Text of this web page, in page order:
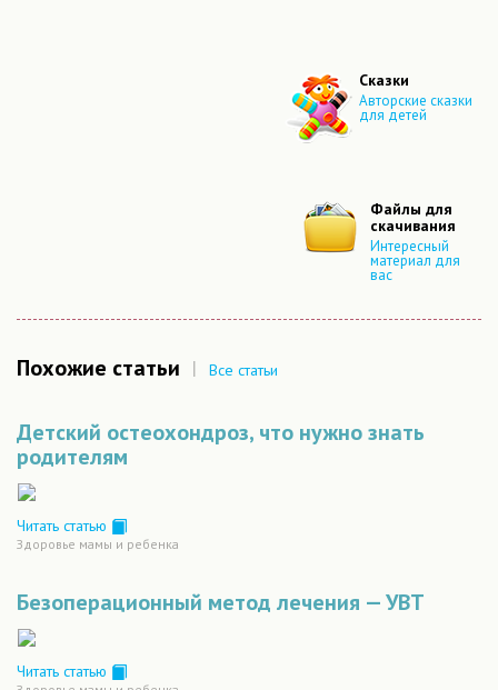
Сказки
Авторские сказки
для детей
Файлы для
скачивания
Интересный
материал для
вас
Похожие статьи | Все статьи
Детский остеохондроз, что нужно знать
родителям
Читать статью
Здоровье мамы и ребенка
Безоперационный метод лечения — УВТ
Читать статью